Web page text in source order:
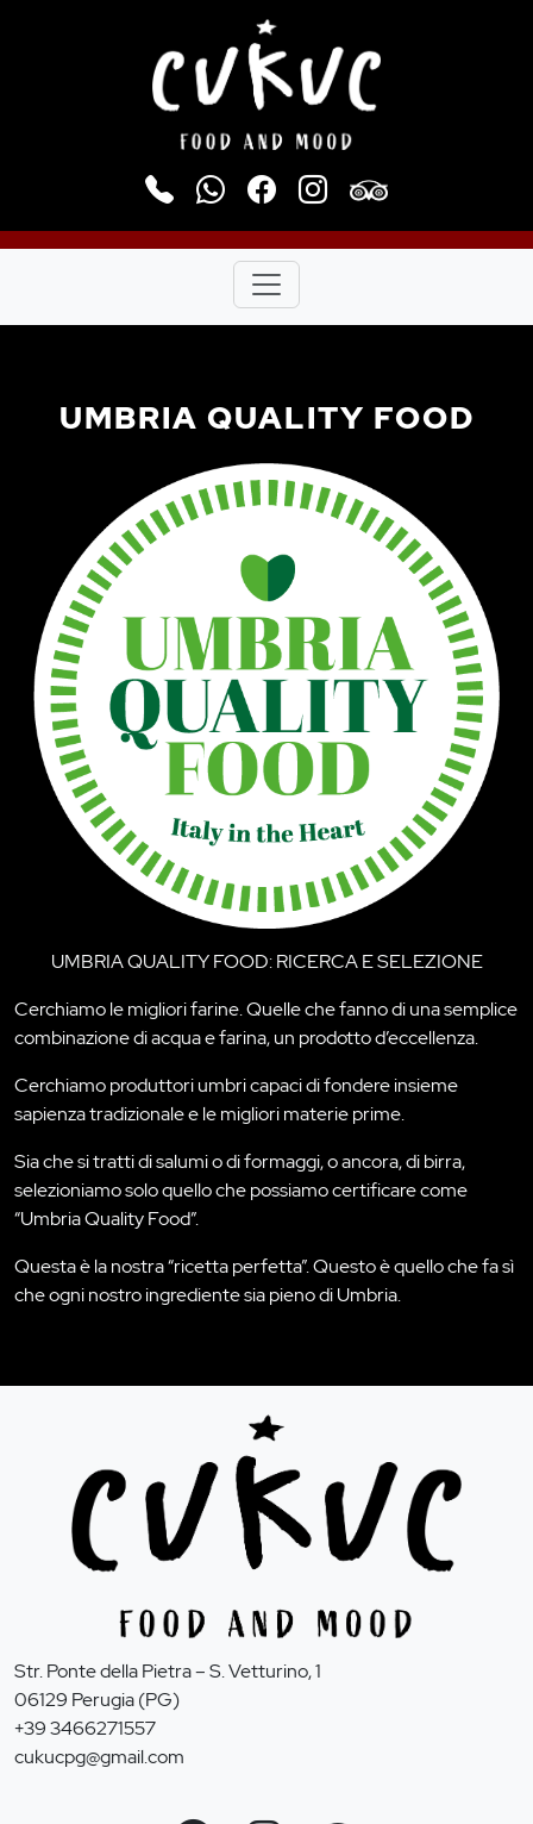
UMBRIA QUALITY FOOD
UMBRIA QUALITY FOOD: RICERCA E SELEZIONE
Cerchiamo le migliori farine. Quelle che fanno di una semplice
combinazione di acqua e farina, un prodotto d’eccellenza.
Cerchiamo produttori umbri capaci di fondere insieme
sapienza tradizionale e le migliori materie prime.
Sia che si tratti di salumi o di formaggi, o ancora, di birra,
selezioniamo solo quello che possiamo certificare come
“Umbria Quality Food”.
Questa è la nostra “ricetta perfetta”. Questo è quello che fa sì
che ogni nostro ingrediente sia pieno di Umbria.
Str. Ponte della Pietra – S. Vetturino, 1
06129 Perugia (PG)
+39 3466271557
cukucpg@gmail.com